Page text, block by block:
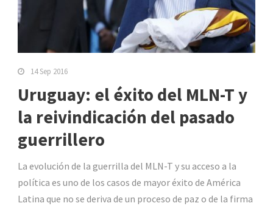
14 Sep 2016
Uruguay: el éxito del MLN-T y
la reivindicación del pasado
guerrillero
La evolución de la guerrilla del MLN-T y su acceso a la
política es uno de los casos de mayor éxito de América
Latina que no se deriva de un proceso de paz o de la firma